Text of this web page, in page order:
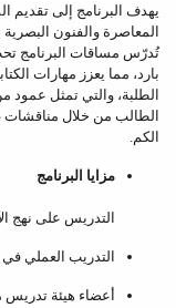
يهدف البرنامج إلى تقديم
المعاصرة والفنون
تُدرّس مساقات البرنامج
بارد، مما يعزز مهارات
الطلبة، والتي تمثل عمود
الطالب من خلال مناقشات
الكم.
مزايا البرنامج
التدريس على نهج
التدريب العملي في
أعضاء هيئة تدريس